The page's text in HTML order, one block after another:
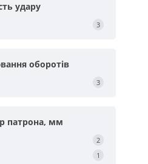
удару
3
оборотів
3
патрона, мм
2
1